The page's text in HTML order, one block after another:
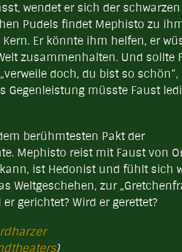
wendet er sich der
Pudels findet Mephisto zu
Er könnte ihm helfen, er
zusammenhalten. Und sollte
doch, du bist so
Gegenleistung müsste Faust
berühmtesten Pakt der
Mephisto reist mit Faust von
ist Hedonist und fühlt sich
Weltgeschehen, zur
gerichtet? Wird er gerettet?
)